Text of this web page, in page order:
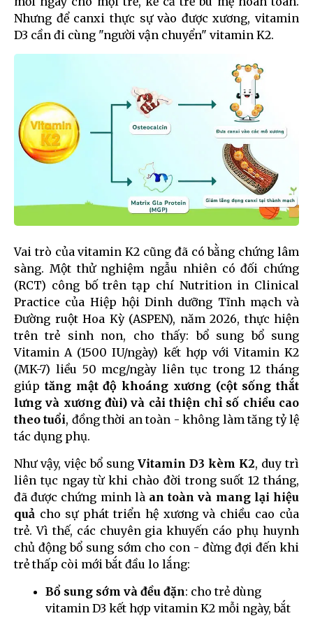
Nhưng để canxi thực sự vào được xương, vitamin
D3 cần đi cùng "người vận chuyển" vitamin K2.
Vai trò của vitamin K2 cũng đã có bằng chứng lâm
sàng. Một thử nghiệm ngẫu nhiên có đối chứng
(RCT) công bố trên tạp chí Nutrition in Clinical
Practice của Hiệp hội Dinh dưỡng Tĩnh mạch và
Đường ruột Hoa Kỳ (ASPEN), năm 2026, thực hiện
trên trẻ sinh non, cho thấy: bổ sung bổ sung
Vitamin A (1500 IU/ngày) kết hợp với Vitamin K2
(MK-7) liều 50 mcg/ngày liên tục trong 12 tháng
giúp tăng mật độ khoáng xương (cột sống thắt
lưng và xương đùi) và cải thiện chỉ số chiều cao
theo tuổi, đồng thời an toàn - không làm tăng tỷ lệ
tác dụng phụ.
Như vậy, việc bổ sung Vitamin D3 kèm K2, duy trì
liên tục ngay từ khi chào đời trong suốt 12 tháng,
đã được chứng minh là an toàn và mang lại hiệu
quả cho sự phát triển hệ xương và chiều cao của
trẻ. Vì thế, các chuyên gia khuyến cáo phụ huynh
chủ động bổ sung sớm cho con - đừng đợi đến khi
trẻ thấp còi mới bắt đầu lo lắng:
Bổ sung sớm và đều đặn: cho trẻ dùng
vitamin D3 kết hợp vitamin K2 mỗi ngày, bắt